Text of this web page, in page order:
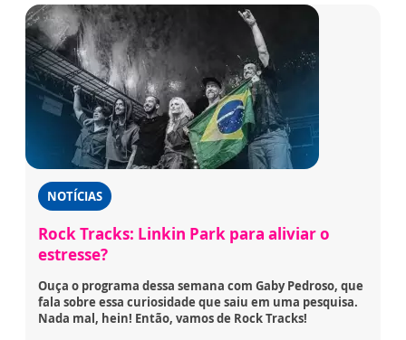
NOTÍCIAS
Rock Tracks: Linkin Park para aliviar o
estresse?
Ouça o programa dessa semana com Gaby Pedroso, que
fala sobre essa curiosidade que saiu em uma pesquisa.
Nada mal, hein! Então, vamos de Rock Tracks!